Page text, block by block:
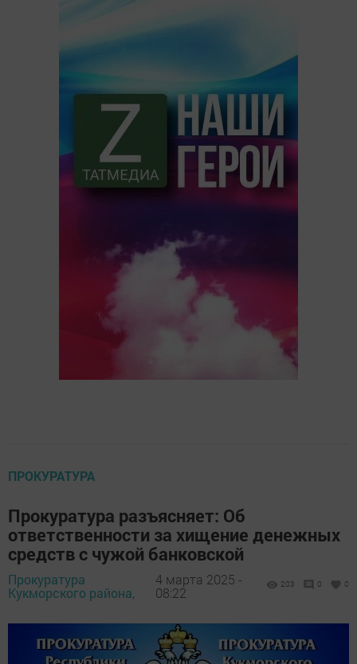
ПРОКУРАТУРА
Прокуратура разъясняет: Об
ответственности за хищение денежных
средств с чужой банковской
Прокуратура
Кукморского района,
4 марта 2025 -
08:22
203 0 0